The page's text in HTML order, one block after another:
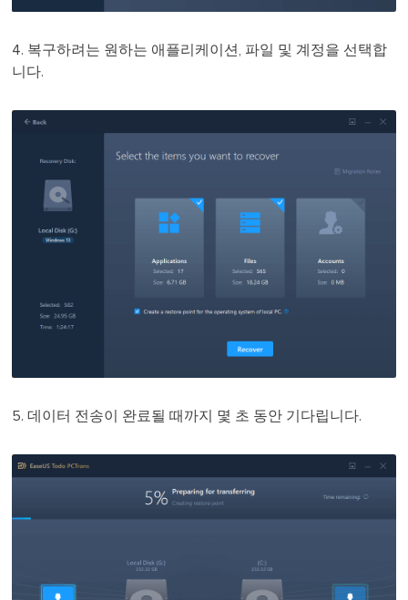
4. 복구하려는 원하는 애플리케이션, 파일 및 계정을 선택합
니다.
5. 데이터 전송이 완료될 때까지 몇 초 동안 기다립니다.